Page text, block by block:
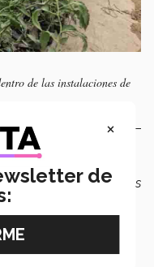
de las instalaciones de
te rindas, pero debes
suficiente y luchar
Lucero sobre la
×
de